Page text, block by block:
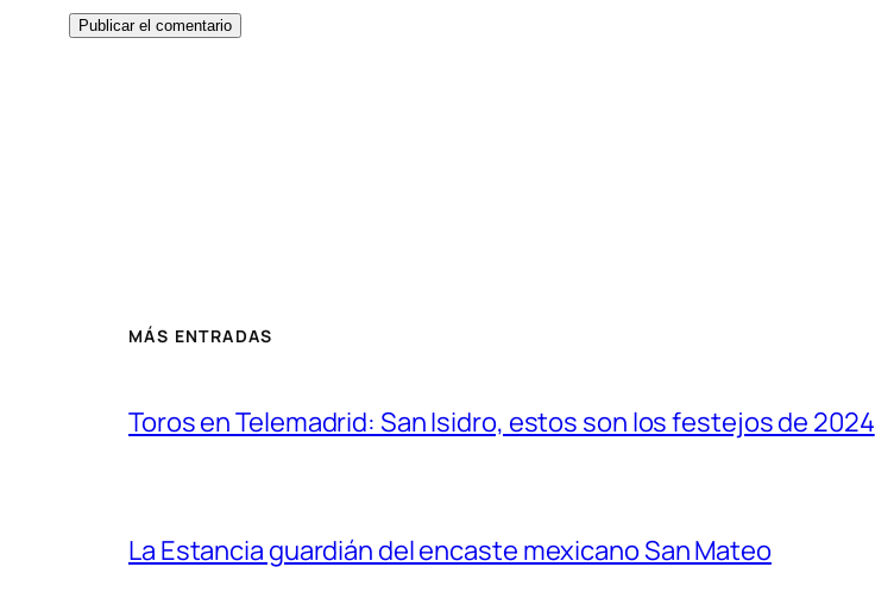
MÁS ENTRADAS
Toros en Telemadrid: San Isidro, estos son los festejos de 2024
La Estancia guardián del encaste mexicano San Mateo